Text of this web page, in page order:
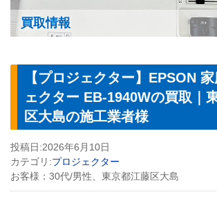
買取情報
【プロジェクター】EPSON
ェクター EB-1940Wの買取｜
区大島の施工業者様
投稿日:2026年6月10日
カテゴリ:プロジェクター
お客様： 30代/男性、東京都江藤区大島